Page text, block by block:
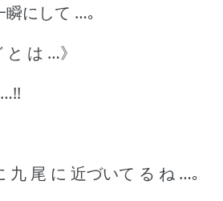
瞬にして …｡
は …》
九 尾 に 近づいて る ね …｡